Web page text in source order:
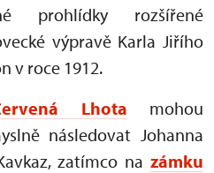
prohlídky rozšířené
výpravě Karla Jiřího
v roce 1912.
Lhota mohou
následovat Johanna
zatímco na zámku